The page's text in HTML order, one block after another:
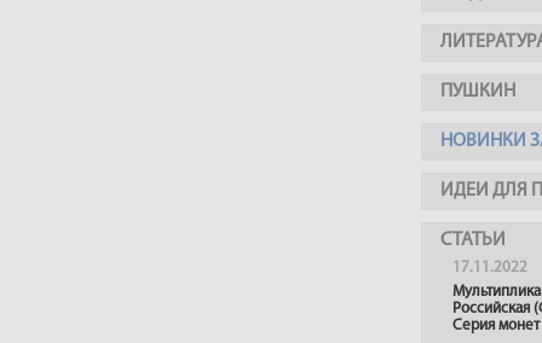
ПУШКИН
НОВИНКИ
ИДЕИ ДЛЯ
СТАТЬИ
17.11.2022
Российская
Серия монет